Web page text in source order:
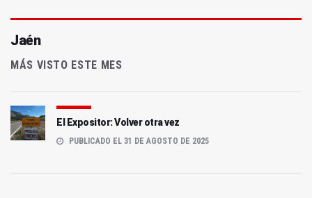
Jaén
MÁS VISTO ESTE MES
El Expositor: Volver otra vez
PUBLICADO EL 31 DE AGOSTO DE 2025